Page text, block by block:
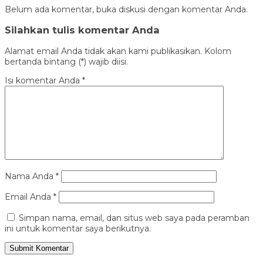
Belum ada komentar, buka diskusi dengan komentar Anda.
Silahkan tulis komentar Anda
Alamat email Anda tidak akan kami publikasikan. Kolom
bertanda bintang (*) wajib diisi.
Isi komentar Anda *
Nama Anda *
Email Anda *
Simpan nama, email, dan situs web saya pada peramban
ini untuk komentar saya berikutnya.